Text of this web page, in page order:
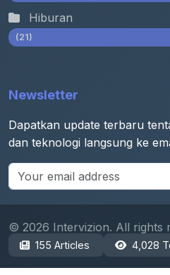
Hiburan
(21)
Newsletter
Dapatkan update terbaru
dan teknologi langsung ke
© 2026 Intervizion. All rights
155 Articles 4,028